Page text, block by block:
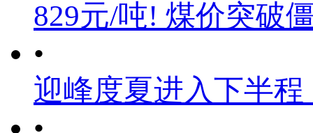
829元/吨! 煤价突破
•
迎峰度夏进入下半